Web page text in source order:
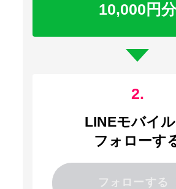
10,000円分
LINEモバイ
フォローす
フォローする